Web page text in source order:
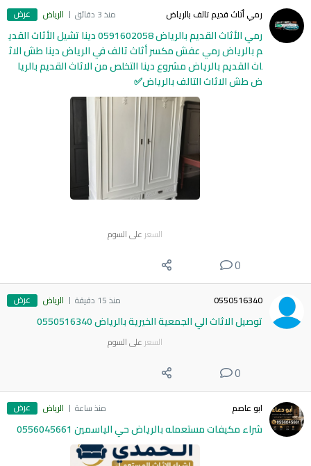
رمي أثاث قديم تالف بالرياض منذ 3 دقائق الرياض عرض
رمي الأثاث القديم بالرياض 0591602058 دينا تشيل الأثاث القدي
م بالرياض رمي عفش مكسر أثاث تالف في الرياض دينا طش الاث
اث القديم بالرياض مشروع دينا التخلص من الاثاث القديم بالريا
ض طش الاثاث التالف بالرياض✅
السعر على السوم
0
0550516340 منذ 15 دقيقة الرياض عرض
توصيل الاثاث الي الجمعية الخيرية بالرياض 0550516340
السعر على السوم
0
ابو عاصم منذ ساعة الرياض عرض
شراء مكيفات مستعمله بالرياض حي الياسمين 0556045661